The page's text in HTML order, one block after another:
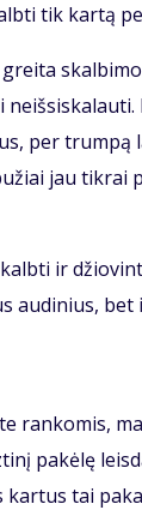
tik kartą
per trumpą
jau
ir
audinius,
rankomis,
pakėlę
kartus tai